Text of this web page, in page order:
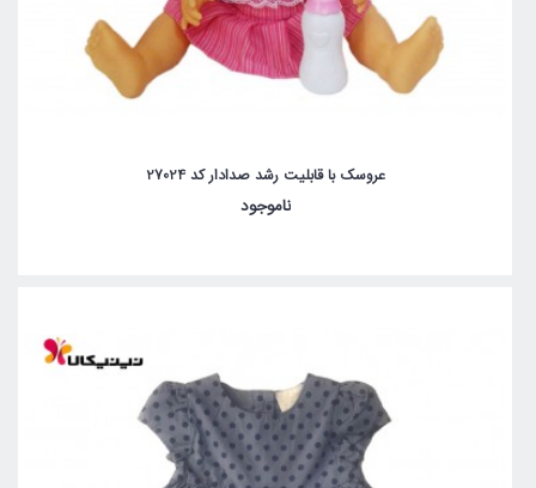
عروسک با قابلیت رشد صدادار کد 27024
ناموجود